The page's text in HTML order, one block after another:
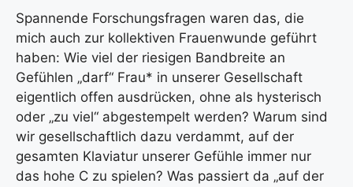
Spannende Forschungsfragen waren das, die
mich auch zur kollektiven Frauenwunde geführt
haben: Wie viel der riesigen Bandbreite an
Gefühlen „darf“ Frau* in unserer Gesellschaft
eigentlich offen ausdrücken, ohne als hysterisch
oder „zu viel“ abgestempelt werden? Warum sind
wir gesellschaftlich dazu verdammt, auf der
gesamten Klaviatur unserer Gefühle immer nur
das hohe C zu spielen? Was passiert da „auf der